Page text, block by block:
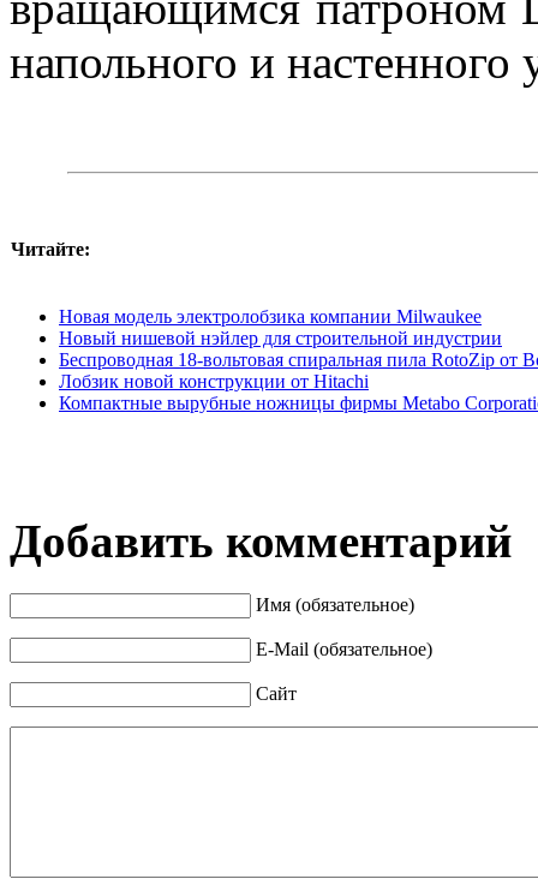
напольного и
Читайте:
Новая модель электролобзика компании Milwaukee
Новый нишевой нэйлер для строительной индустрии
Беспроводная 18-вольтовая спиральная пила RotoZip от
Лобзик новой конструкции от Hitachi
Компактные вырубные ножницы фирмы Metabo
Добавить комментарий
Имя (обязательное)
E-Mail (обязательное)
Сайт